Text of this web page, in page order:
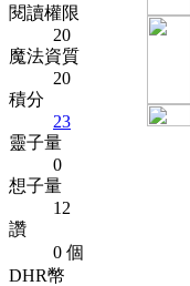
閱讀權限
20
魔法資質
20
積分
23
靈子量
0
想子量
12
讚
0 個
DHR幣